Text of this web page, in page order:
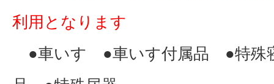
利用となります
●車いす ●車いす付属品 ●特殊